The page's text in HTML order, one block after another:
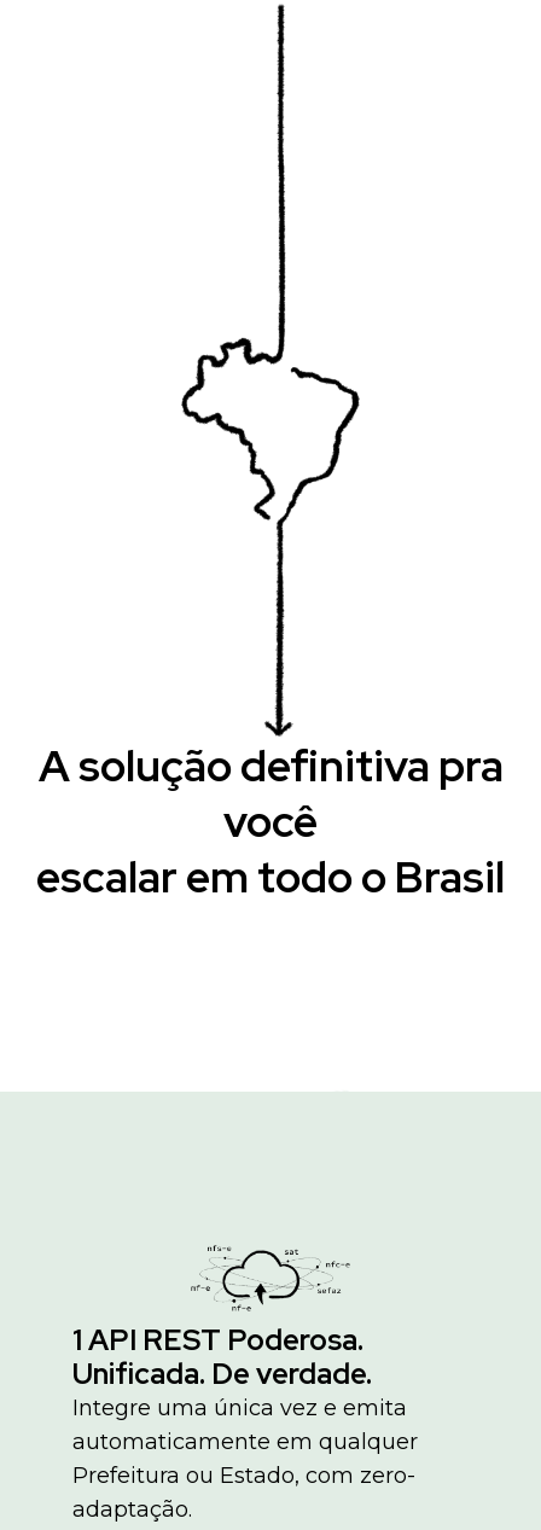
A solução definitiva pra
você
escalar em todo o Brasil
1 API REST Poderosa.
Unificada. De verdade.
Integre uma única vez e emita
automaticamente em qualquer
Prefeitura ou Estado, com zero-
adaptação.